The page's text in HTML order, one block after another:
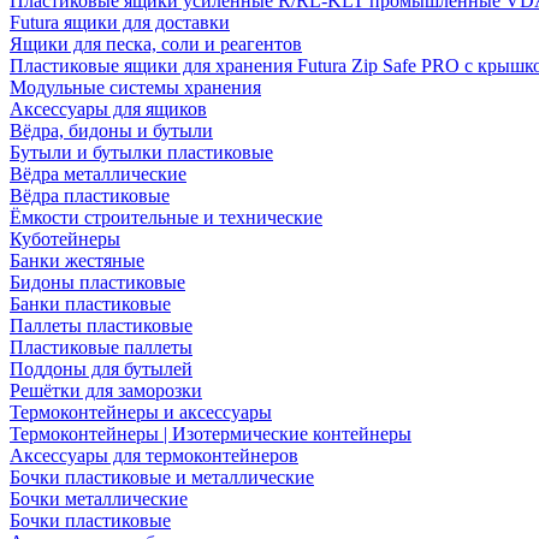
Futura ящики для доставки
Ящики для песка, соли и реагентов
Пластиковые ящики для хранения Futura Zip Safe PRO с
Модульные системы хранения
Аксессуары для ящиков
Вёдра, бидоны и бутыли
Бутыли и бутылки пластиковые
Вёдра металлические
Вёдра пластиковые
Ёмкости строительные и технические
Куботейнеры
Банки жестяные
Бидоны пластиковые
Банки пластиковые
Паллеты пластиковые
Пластиковые паллеты
Поддоны для бутылей
Решётки для заморозки
Термоконтейнеры и аксессуары
Термоконтейнеры | Изотермические контейнеры
Аксессуары для термоконтейнеров
Бочки пластиковые и металлические
Бочки металлические
Бочки пластиковые